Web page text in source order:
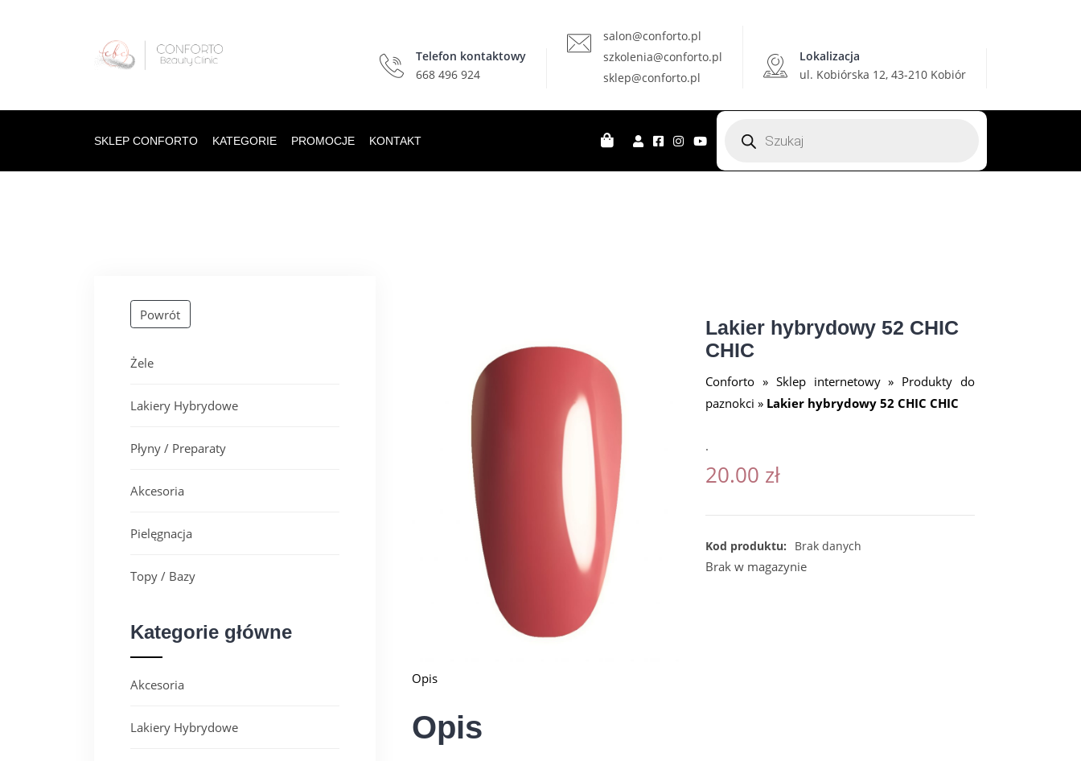
Telefon kontaktowy
668 496 924
salon@conforto.pl
szkolenia@conforto.pl
sklep@conforto.pl
Lokalizacja
ul. Kobiórska 12, 43-210 Kobiór
SKLEP CONFORTO KATEGORIE PROMOCJE KONTAKT
produktów
Powrót
Żele
Lakiery Hybrydowe
Płyny / Preparaty
Akcesoria
Pielęgnacja
Topy / Bazy
Kategorie główne
Akcesoria
Lakiery Hybrydowe
Lakier hybrydowy 52 CHIC
CHIC
Conforto » Sklep internetowy» Produkty do
paznokci » Lakier hybrydowy 52 CHIC CHIC
.
20.00 zł
Kod produktu: Brak danych
Brak w magazynie
Opis
Opis